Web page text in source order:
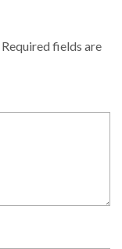
Required fields are